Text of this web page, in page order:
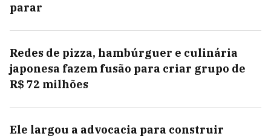
parar
Redes de pizza, hambúrguer e culinária
japonesa fazem fusão para criar grupo de
R$ 72 milhões
Ele largou a advocacia para construir